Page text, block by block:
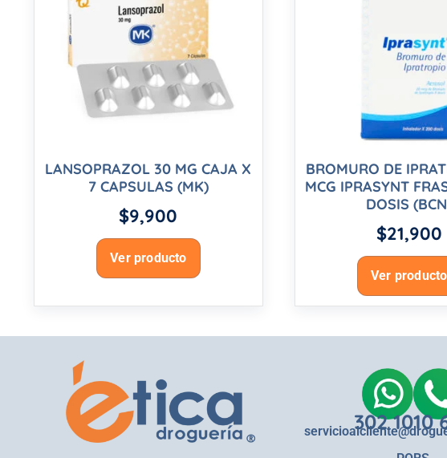
LANSOPRAZOL 30 MG CAJA X
7 CAPSULAS (MK)
$9,900
Ver producto
BROMURO DE
MCG IPRASYNT
DOSIS
$21,900
Ver producto
302 1010